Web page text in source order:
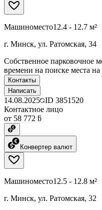
Машиноместо12.4 - 12.7 м²
г. Минск, ул. Ратомская, 34
Собственное парковочное
времени на поиске места
Контакты
Написать
14.08.2025 ID 3851520
Контактное лицо
от 58 772 ƃ
Конвертер валют
Машиноместо12.5 - 12.8 м²
г. Минск, ул. Ратомская, 32